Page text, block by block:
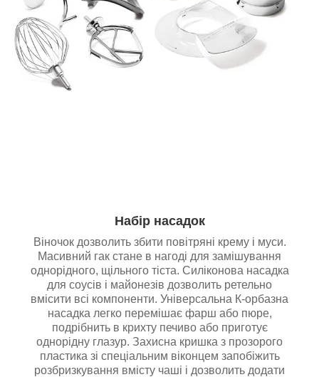
Набір насадок
Віночок дозволить збити повітряні крему і муси.
Масивний гак стане в нагоді для замішування
однорідного, щільного тіста. Силіконова насадка
для соусів і майонезів дозволить ретельно
вмісити всі компоненти. Універсальна К-орбазна
насадка легко перемішає фарш або пюре,
подрібнить в крихту печиво або приготує
однорідну глазур. Захисна кришка з прозорого
пластика зі спеціальним віконцем запобіжить
розбризкування вмісту чаші і дозволить додати